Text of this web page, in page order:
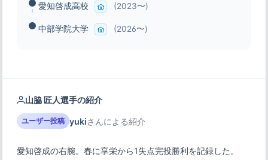
愛知啓成高校 (2023〜)
中部学院大学 (2026〜)
山脇 匠人選手の紹介
ユーザー投稿 yukiさんによる紹介
愛知啓成の右腕。春に享栄から1失点完投勝利を記録した。